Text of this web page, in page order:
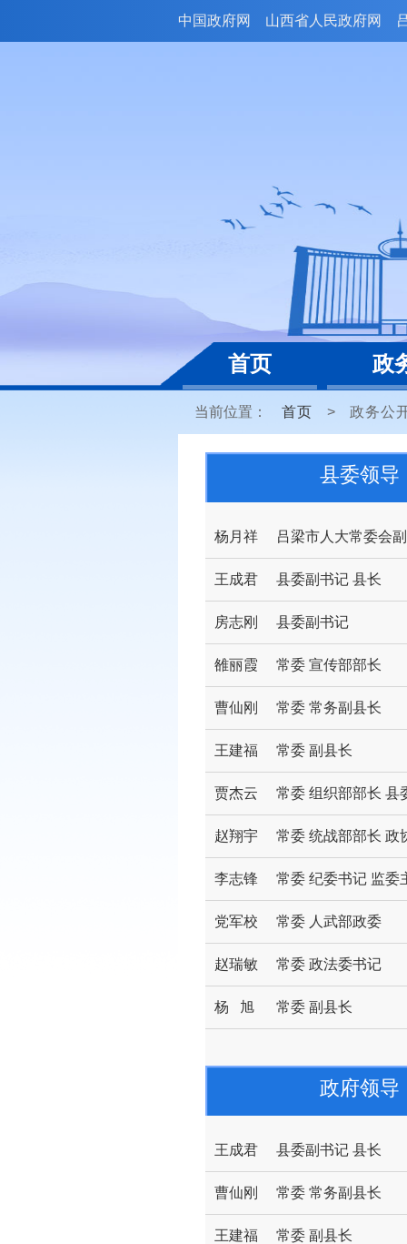
中国政府网 山西省人民政府网
首页 政
当前位置： 首页 > 政务公
县委领导
杨月祥 吕梁市人大常委会
王成君 县委副书记 县长
房志刚 县委副书记
雒丽霞 常委 宣传部部长
曹仙刚 常委 常务副县长
王建福 常委 副县长
贾杰云 常委 组织部部长 县
赵翔宇 常委 统战部部长 政
李志锋 常委 纪委书记 监委
党军校 常委 人武部政委
赵瑞敏 常委 政法委书记
杨 旭 常委 副县长
政府领导
王成君 县委副书记 县长
曹仙刚 常委 常务副县长
王建福 常委 副县长